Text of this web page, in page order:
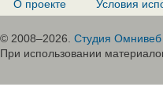
О проекте Условия
© 2008–2026. Студия Омнивеб
При использовании